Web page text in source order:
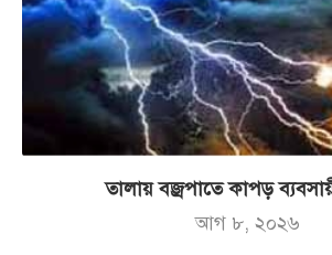
তালায় বজ্রপাতে কাপড়
আগ ৮, ২০২৬